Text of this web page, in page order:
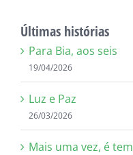
Últimas histórias
Para Bia, aos seis
19/04/2026
Luz e Paz
26/03/2026
Mais uma vez, é